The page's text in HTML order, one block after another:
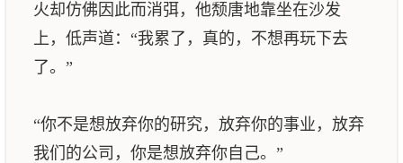
火却仿佛因此而消弭，他颓唐地靠坐在沙发
上，低声道：“我累了，真的，不想再玩下去
了。”
“你不是想放弃你的研究，放弃你的事业，放弃
我们的公司，你是想放弃你自己。”